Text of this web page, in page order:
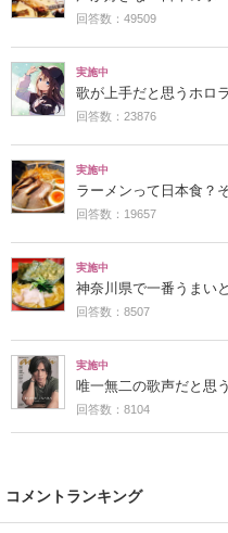
回答数：49509
実施中
歌が上手だと思うホロ
回答数：23876
実施中
ラーメンって日本食？
回答数：19657
実施中
神奈川県で一番うまい
回答数：8507
実施中
唯一無二の歌声だと思
回答数：8104
コメントランキング